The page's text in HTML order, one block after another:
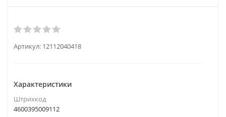
Артикул: 12112040418
Характеристики
Штрихкод
4600395009112